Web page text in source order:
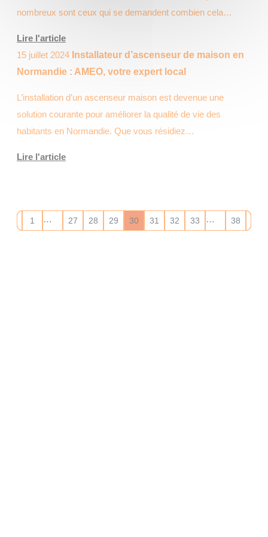
nombreux sont ceux qui se demandent combien cela…
Lire l'article
15 juillet 2024 Installateur d’ascenseur de maison en
Normandie : AMEO, votre expert local
L’installation d’un ascenseur maison est devenue une
solution courante pour améliorer la qualité de vie des
habitants en Normandie. Que vous résidiez…
Lire l'article
1 … 27 28 29 30 31 32 33 … 38